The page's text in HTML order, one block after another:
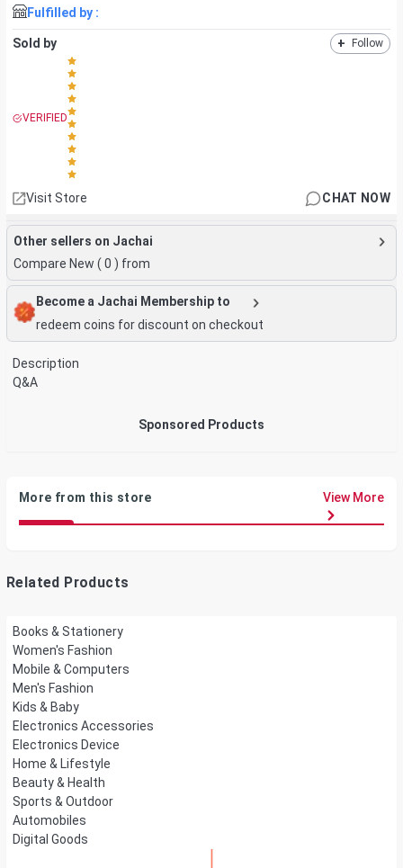
Fulfilled by :
Sold by + Follow
VERIFIED
Visit Store CHAT NOW
Other sellers on Jachai
Compare New ( 0 ) from
Become a Jachai Membership to
redeem coins for discount on checkout
Description
Q&A
Sponsored Products
More from this store View More
Related Products
Books & Stationery
Women's Fashion
Mobile & Computers
Men's Fashion
Kids & Baby
Electronics Accessories
Electronics Device
Home & Lifestyle
Beauty & Health
Sports & Outdoor
Automobiles
Digital Goods